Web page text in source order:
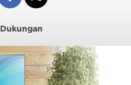
Dukungan